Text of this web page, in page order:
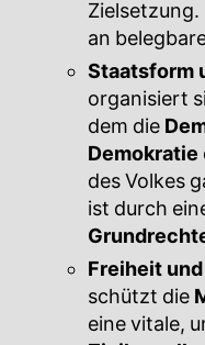
an
Staatsform
organisiert
dem die
Demokratie
des Volkes
ist durch
Freiheit
schützt die
eine vitale,